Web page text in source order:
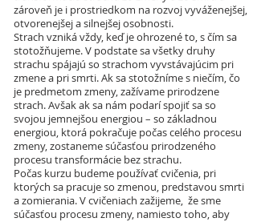
zároveň je i prostriedkom na rozvoj vyváženejšej,
otvorenejšej a silnejšej osobnosti.
Strach vzniká vždy, keď je ohrozené to, s čím sa
stotožňujeme. V podstate sa všetky druhy
strachu spájajú so strachom vyvstávajúcim pri
zmene a pri smrti. Ak sa stotožníme s niečím, čo
je predmetom zmeny, zažívame prirodzene
strach. Avšak ak sa nám podarí spojiť sa so
svojou jemnejšou energiou – so základnou
energiou, ktorá pokračuje počas celého procesu
zmeny, zostaneme súčasťou prirodzeného
procesu transformácie bez strachu.
Počas kurzu budeme používať cvičenia, pri
ktorých sa pracuje so zmenou, predstavou smrti
a zomierania. V cvičeniach zažijeme, že sme
súčasťou procesu zmeny, namiesto toho, aby